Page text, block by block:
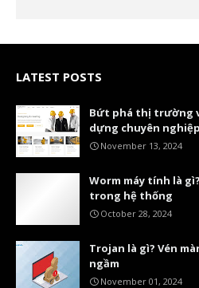
LATEST POSTS
Bứt phá thị trường
dựng chuyên nghiệp
November 13, 2024
Worm máy tính là
trong hệ thống
October 28, 2024
Trojan là gì? Vén
ngầm
November 01, 2024